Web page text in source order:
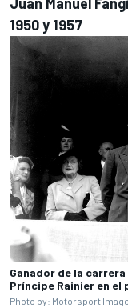
1950 y 1957
Ganador de la carrera
Príncipe Rainier en el
Photo by: Motorsport